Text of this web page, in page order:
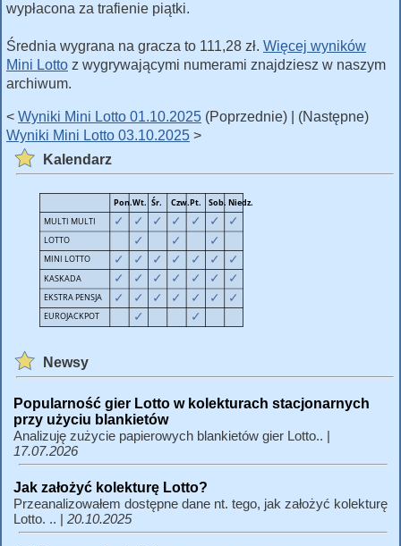
wypłacona za trafienie piątki.
Średnia wygrana na gracza to 111,28 zł. Więcej wyników
Mini Lotto z wygrywającymi numerami znajdziesz w naszym
archiwum.
< Wyniki Mini Lotto 01.10.2025 (Poprzednie) | (Następne)
Wyniki Mini Lotto 03.10.2025 >
Kalendarz
Newsy
Popularność gier Lotto w kolekturach stacjonarnych
przy użyciu blankietów
Analizuję zużycie papierowych blankietów gier Lotto.. |
17.07.2026
Jak założyć kolekturę Lotto?
Przeanalizowałem dostępne dane nt. tego, jak założyć kolekturę
Lotto. .. | 20.10.2025